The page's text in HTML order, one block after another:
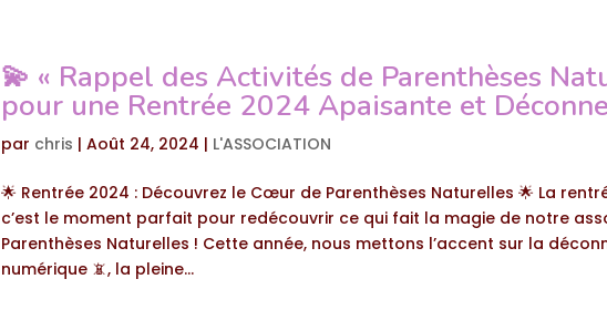
💫 « Rappel des Activités de Parenthèses
pour une Rentrée 2024 Apaisante et
par chris | Août 24, 2024 | L'ASSOCIATION
🌟 Rentrée 2024 : Découvrez le Cœur de Parenthèses Naturelles 🌟 La
c’est le moment parfait pour redécouvrir ce qui fait la magie de notre
Parenthèses Naturelles ! Cette année, nous mettons l’accent sur la
numérique 📵, la pleine...